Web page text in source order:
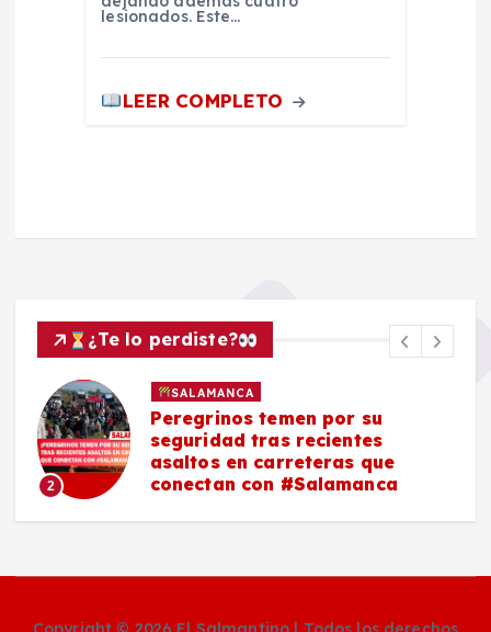
lesionados. Este…
LEER COMPLETO
¿Te lo perdiste?
2
SALAMANCA
Peregrinos temen por su
seguridad tras recientes
asaltos en carreteras que
conectan con #Salamanca